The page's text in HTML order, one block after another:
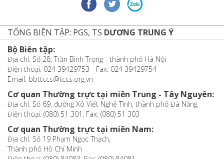
TỔNG BIÊN TẬP: PGS, TS DƯƠNG TRUNG Ý
Bộ Biên tập:
Địa chỉ: Số 28, Trần Bình Trọng - thành phố Hà Nội
Điện thoại: 024 39429753 - Fax: 024 39429754
Email: bbttccs@tccs.org.vn
Cơ quan Thường trực tại miền Trung - Tây Nguyên:
Địa chỉ: Số 69, đường Xô Viết Nghệ Tĩnh, thành phố Đà Nẵng
Điện thoại: (080) 51 301; Fax: (080) 51 303
Cơ quan Thường trực tại miền Nam:
Địa chỉ: Số 19 Phạm Ngọc Thạch,
Thành phố Hồ Chí Minh